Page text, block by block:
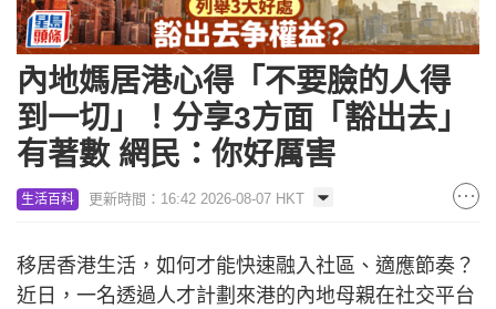
內地媽居港心得「不要臉的人得
到一切」！分享3方面「豁出去」
有著數 網民：你好厲害
生活百科 更新時間：16:42 2026-08-07 HKT
移居香港生活，如何才能快速融入社區、適應節奏？
近日，一名透過人才計劃來港的內地母親在社交平台